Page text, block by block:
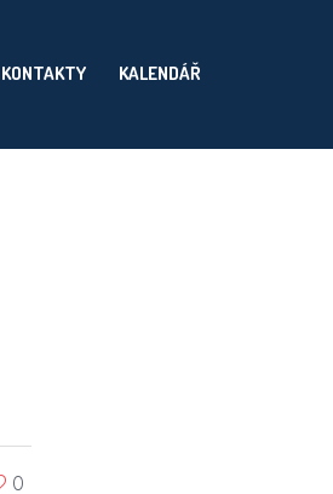
KONTAKTY KALENDÁŘ
0